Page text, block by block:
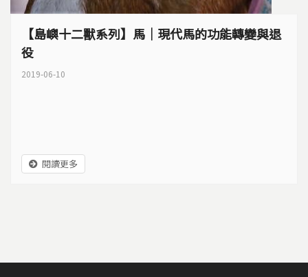
【島嶼十二獸系列】馬｜現代馬的功能轉變與退
役
2019-06-10
閱讀更多